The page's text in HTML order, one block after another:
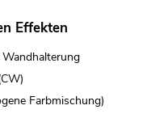
Effekten
Farbmischung)